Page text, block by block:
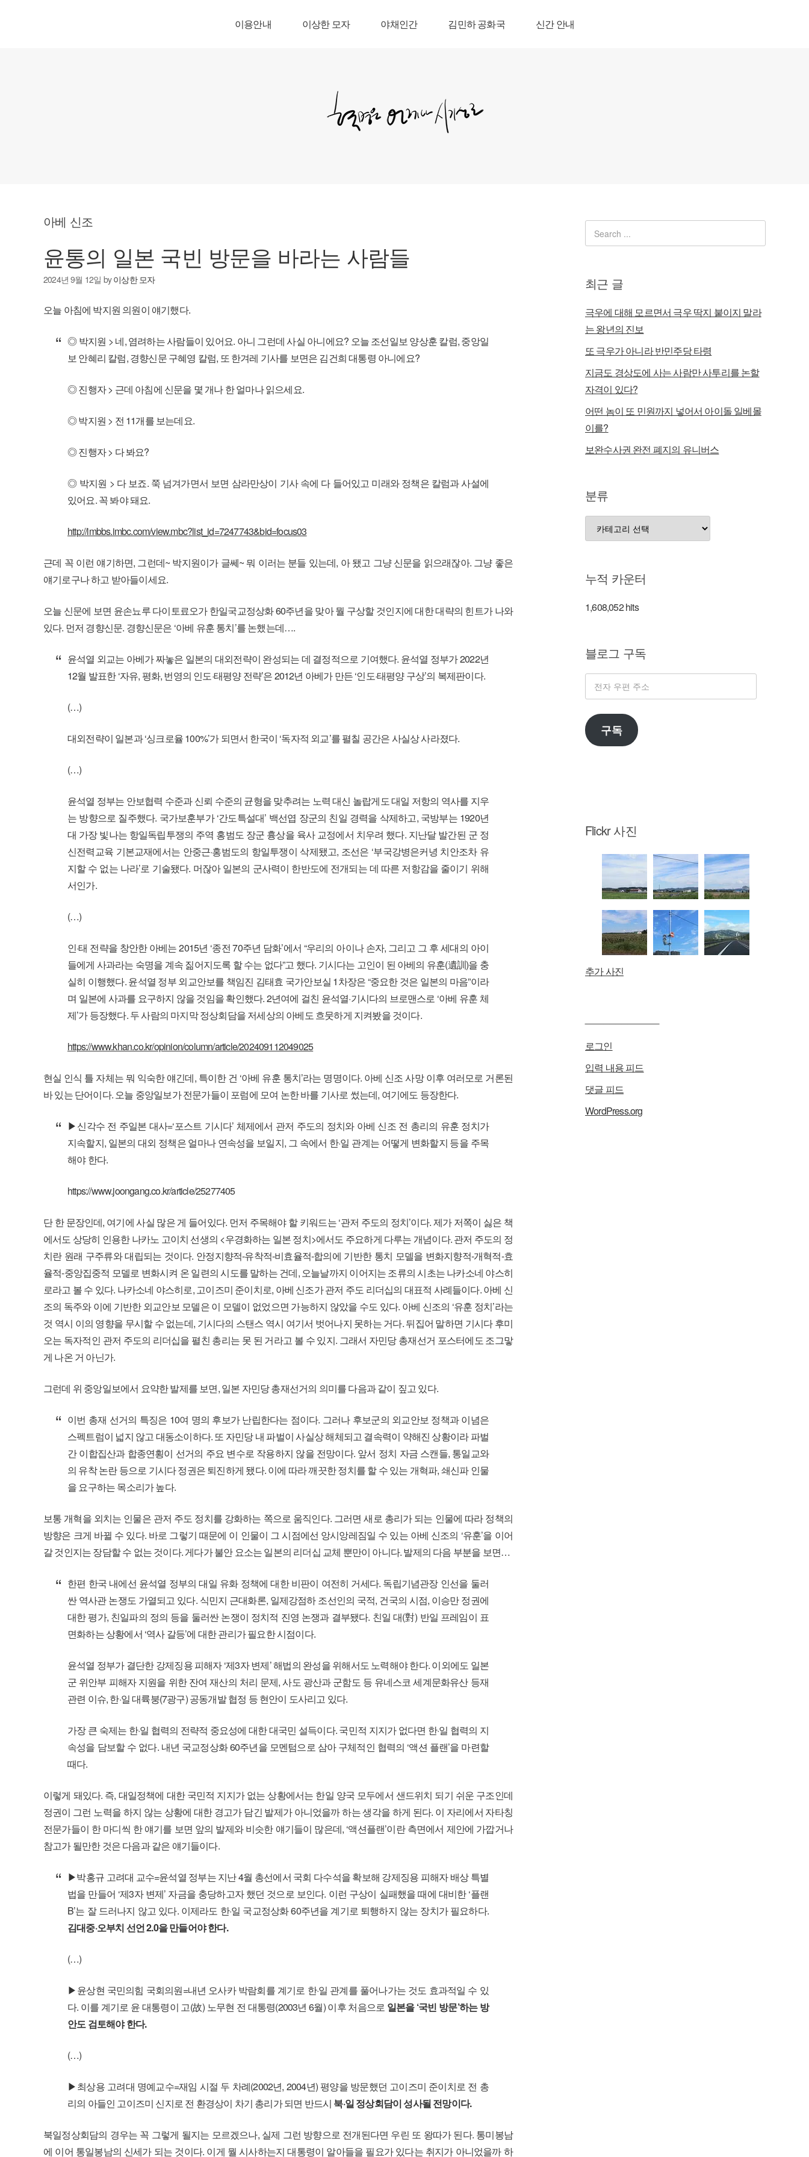
이용안내 이상한 모자 야채인간 김민하 공화국 신간 안내
아베 신조
윤통의 일본 국빈 방문을 바라는 사람들
2024년 9월 12일 by이상한 모자
오늘 아침에 박지원 의원이 얘기했다.
◎ 박지원 > 네,염려하는 사람들이 있어요. 아니 그런데 사실 아니에요? 오늘 조선일보 양상훈 칼럼,중앙일
보 안혜리 칼럼,경향신문 구혜영 칼럼, 또 한겨레 기사를 보면은 김건희 대통령 아니에요?
◎ 진행자> 근데 아침에 신문을 몇 개나 한 얼마나 읽으세요.
◎ 박지원 > 전 11개를 보는데요.
◎ 진행자> 다 봐요?
◎ 박지원 > 다 보죠. 쭉 넘겨가면서 보면 삼라만상이 기사 속에 다 들어있고 미래와 정책은 칼럼과 사설에
있어요.꼭 봐야 돼요.
http://imbbs.imbc.com/view.mbc?list_id=7247743&bid=focus03
근데 꼭 이런 얘기하면, 그런데~ 박지원이가 글쎄~ 뭐 이러는 분들 있는데, 아 됐고 그냥 신문을 읽으래잖아. 그냥 좋은
얘기로구나 하고 받아들이세요.
오늘 신문에 보면 윤손뇨루 다이토료오가 한일국교정상화 60주년을 맞아 뭘 구상할 것인지에 대한 대략의 힌트가 나와
있다. 먼저 경향신문. 경향신문은 ‘아베 유훈 통치’를 논했는데….
윤석열 외교는 아베가 짜놓은 일본의 대외전략이 완성되는 데 결정적으로 기여했다. 윤석열 정부가 2022년
12월 발표한 ‘자유, 평화, 번영의 인도·태평양 전략’은 2012년 아베가 만든 ‘인도·태평양 구상’의 복제판이다.
(…)
대외전략이 일본과 ‘싱크로율 100%’가 되면서 한국이 ‘독자적 외교’를 펼칠 공간은 사실상 사라졌다.
(…)
윤석열 정부는 안보협력 수준과 신뢰 수준의 균형을 맞추려는 노력 대신 놀랍게도 대일 저항의 역사를 지우
는 방향으로 질주했다. 국가보훈부가 ‘간도특설대’ 백선엽 장군의 친일 경력을 삭제하고, 국방부는 1920년
대 가장 빛나는 항일독립투쟁의 주역 홍범도 장군 흉상을 육사 교정에서 치우려 했다. 지난달 발간된 군 정
신전력교육 기본교재에서는 안중근·홍범도의 항일투쟁이 삭제됐고, 조선은 ‘부국강병은커녕 치안조차 유
지할 수 없는 나라’로 기술됐다. 머잖아 일본의 군사력이 한반도에 전개되는 데 따른 저항감을 줄이기 위해
서인가.
(…)
인·태 전략을 창안한 아베는 2015년 ‘종전 70주년 담화’에서 “우리의 아이나 손자, 그리고 그 후 세대의 아이
들에게 사과라는 숙명을 계속 짊어지도록 할 수는 없다”고 했다. 기시다는 고인이 된 아베의 유훈(遺訓)을 충
실히 이행했다. 윤석열 정부 외교안보를 책임진 김태효 국가안보실 1차장은 “중요한 것은 일본의 마음”이라
며 일본에 사과를 요구하지 않을 것임을 확인했다. 2년여에 걸친 윤석열·기시다의 브로맨스로 ‘아베 유훈 체
제’가 등장했다. 두 사람의 마지막 정상회담을 저세상의 아베도 흐뭇하게 지켜봤을 것이다.
https://www.khan.co.kr/opinion/column/article/202409112049025
현실 인식 틀 자체는 뭐 익숙한 얘긴데, 특이한 건 ‘아베 유훈 통치’라는 명명이다. 아베 신조 사망 이후 여러모로 거론된
바 있는 단어이다. 오늘 중앙일보가 전문가들이 포럼에 모여 논한 바를 기사로 썼는데, 여기에도 등장한다.
▶신각수 전 주일본 대사=‘포스트 기시다’ 체제에서 관저 주도의 정치와 아베 신조 전 총리의 유훈 정치가
지속할지, 일본의 대외 정책은 얼마나 연속성을 보일지, 그 속에서 한·일 관계는 어떻게 변화할지 등을 주목
해야 한다.
https://www.joongang.co.kr/article/25277405
단 한 문장인데, 여기에 사실 많은 게 들어있다. 먼저 주목해야 할 키워드는 ‘관저 주도의 정치’이다. 제가 저쪽이 싫은 책
에서도 상당히 인용한 나카노 고이치 선생의 <우경화하는 일본 정치>에서도 주요하게 다루는 개념이다. 관저 주도의 정
치란 원래 구주류와 대립되는 것이다. 안정지향적-유착적-비효율적-합의에 기반한 통치 모델을 변화지향적-개혁적-효
율적-중앙집중적 모델로 변화시켜 온 일련의 시도를 말하는 건데, 오늘날까지 이어지는 조류의 시초는 나카소네 야스히
로라고 볼 수 있다. 나카소네 야스히로, 고이즈미 준이치로, 아베 신조가 관저 주도 리더십의 대표적 사례들이다. 아베 신
조의 독주와 이에 기반한 외교안보 모델은 이 모델이 없었으면 가능하지 않았을 수도 있다. 아베 신조의 ‘유훈 정치’라는
것 역시 이의 영향을 무시할 수 없는데, 기시다의 스탠스 역시 여기서 벗어나지 못하는 거다. 뒤집어 말하면 기시다 후미
오는 독자적인 관저 주도의 리더십을 펼친 총리는 못 된 거라고 볼 수 있지. 그래서 자민당 총재선거 포스터에도 조그맣
게 나온 거 아닌가.
그런데 위 중앙일보에서 요약한 발제를 보면, 일본 자민당 총재선거의 의미를 다음과 같이 짚고 있다.
이번 총재 선거의 특징은 10여 명의 후보가 난립한다는 점이다. 그러나 후보군의 외교안보 정책과 이념은
스펙트럼이 넓지 않고 대동소이하다. 또 자민당 내 파벌이 사실상 해체되고 결속력이 약해진 상황이라 파벌
간 이합집산과 합종연횡이 선거의 주요 변수로 작용하지 않을 전망이다. 앞서 정치 자금 스캔들, 통일교와
의 유착 논란 등으로 기시다 정권은 퇴진하게 됐다. 이에 따라 깨끗한 정치를 할 수 있는 개혁파, 쇄신파 인물
을 요구하는 목소리가 높다.
보통 개혁을 외치는 인물은 관저 주도 정치를 강화하는 쪽으로 움직인다. 그러면 새로 총리가 되는 인물에 따라 정책의
방향은 크게 바뀔 수 있다. 바로 그렇기 때문에 이 인물이 그 시점에선 앙시앙레짐일 수 있는 아베 신조의 ‘유훈’을 이어
갈 것인지는 장담할 수 없는 것이다. 게다가 불안 요소는 일본의 리더십 교체 뿐만이 아니다. 발제의 다음 부분을 보면…
한편 한국 내에선 윤석열 정부의 대일 유화 정책에 대한 비판이 여전히 거세다. 독립기념관장 인선을 둘러
싼 역사관 논쟁도 가열되고 있다. 식민지 근대화론, 일제강점하 조선인의 국적, 건국의 시점, 이승만 정권에
대한 평가, 친일파의 정의 등을 둘러싼 논쟁이 정치적 진영 논쟁과 결부됐다. 친일 대(對) 반일 프레임이 표
면화하는 상황에서 ‘역사 갈등’에 대한 관리가 필요한 시점이다.
윤석열 정부가 결단한 강제징용 피해자 ‘제3자 변제’ 해법의 완성을 위해서도 노력해야 한다. 이외에도 일본
군 위안부 피해자 지원을 위한 잔여 재산의 처리 문제, 사도 광산과 군함도 등 유네스코 세계문화유산 등재
관련 이슈, 한·일 대륙붕(7광구) 공동개발 협정 등 현안이 도사리고 있다.
가장 큰 숙제는 한·일 협력의 전략적 중요성에 대한 대국민 설득이다. 국민적 지지가 없다면 한·일 협력의 지
속성을 담보할 수 없다. 내년 국교정상화 60주년을 모멘텀으로 삼아 구체적인 협력의 ‘액션 플랜’을 마련할
때다.
이렇게 돼있다. 즉, 대일정책에 대한 국민적 지지가 없는 상황에서는 한일 양국 모두에서 샌드위치 되기 쉬운 구조인데
정권이 그런 노력을 하지 않는 상황에 대한 경고가 담긴 발제가 아니었을까 하는 생각을 하게 된다. 이 자리에서 자타칭
전문가들이 한 마디씩 한 얘기를 보면 앞의 발제와 비슷한 얘기들이 많은데, ‘액션플랜’이란 측면에서 제안에 가깝거나
참고가 될만한 것은 다음과 같은 얘기들이다.
▶박홍규 고려대 교수=윤석열 정부는 지난 4월 총선에서 국회 다수석을 확보해 강제징용 피해자 배상 특별
법을 만들어 ‘제3자 변제’ 자금을 충당하고자 했던 것으로 보인다. 이런 구상이 실패했을 때에 대비한 ‘플랜
B’는 잘 드러나지 않고 있다. 이제라도 한·일 국교정상화 60주년을 계기로 퇴행하지 않는 장치가 필요하다.
김대중·오부치 선언 2.0을 만들어야 한다.
(…)
▶윤상현 국민의힘 국회의원=내년 오사카 박람회를 계기로 한·일 관계를 풀어나가는 것도 효과적일 수 있
다. 이를 계기로 윤 대통령이 고(故) 노무현 전 대통령(2003년 6월) 이후 처음으로 일본을 ‘국빈 방문’하는 방
안도 검토해야 한다.
(…)
▶최상용 고려대 명예교수=재임 시절 두 차례(2002년, 2004년) 평양을 방문했던 고이즈미 준이치로 전 총
리의 아들인 고이즈미 신지로 전 환경상이 차기 총리가 되면 반드시 북·일 정상회담이 성사될 전망이다.
북일정상회담의 경우는 꼭 그렇게 될지는 모르겠으나, 실제 그런 방향으로 전개된다면 우린 또 왕따가 된다. 통미봉남
에 이어 통일봉남의 신세가 되는 것이다. 이게 뭘 시사하는지 대통령이 알아들을 필요가 있다는 취지가 아니었을까 하
최근 글
극우에 대해 모르면서 극우 딱지 붙이지 말라
는 왕년의 진보
또 극우가 아니라 반민주당 타령
지금도 경상도에 사는 사람만 사투리를 논할
자격이 있다?
어떤 놈이 또 민원까지 넣어서 아이돌 일베몰
이를?
보완수사권 완전 폐지의 유니버스
분류
류
누적 카운터
1,608,052 hits
블로그 구독
자
우
편
주
구독
Flickr 사진
추가 사진
로그인
입력 내용 피드
댓글 피드
WordPress.org